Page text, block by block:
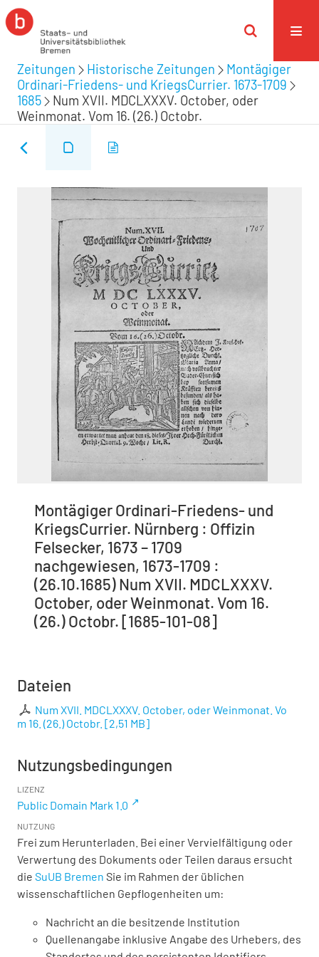
Zeitungen Historische Zeitungen
Montägiger
Ordinari-Friedens- und KriegsCurrier. 1673-1709
1685
Num XVII. MDCLXXXV. October, oder
Weinmonat. Vom 16. (26.) Octobr.
Montägiger Ordinari-Friedens- und
KriegsCurrier. Nürnberg : Offizin
Felsecker, 1673 – 1709
nachgewiesen, 1673-1709 :
(26.10.1685) Num XVII. MDCLXXXV.
October, oder Weinmonat. Vom 16.
(26.) Octobr. [1685-101-08]
Dateien
Num XVII. MDCLXXXV. October, oder Weinmonat. Vo
m 16. (26.) Octobr. [2,51 MB]
Nutzungsbedingungen
LIZENZ
Public Domain Mark 1.0
NUTZUNG
Frei zum Herunterladen. Bei einer Vervielfältigung oder
Verwertung des Dokuments oder Teilen daraus ersucht
die SuUB Bremen Sie im Rahmen der üblichen
wissenschaftlichen Gepflogenheiten um:
Nachricht an die besitzende Institution
Quellenangabe inklusive Angabe des Urhebers, des